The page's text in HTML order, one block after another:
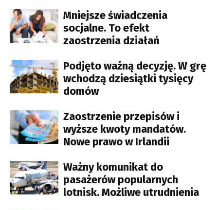
Mniejsze świadczenia
socjalne. To efekt
zaostrzenia działań
Podjęto ważną decyzję. W grę
wchodzą dziesiątki tysięcy
domów
Zaostrzenie przepisów i
wyższe kwoty mandatów.
Nowe prawo w Irlandii
Ważny komunikat do
pasażerów popularnych
lotnisk. Możliwe utrudnienia